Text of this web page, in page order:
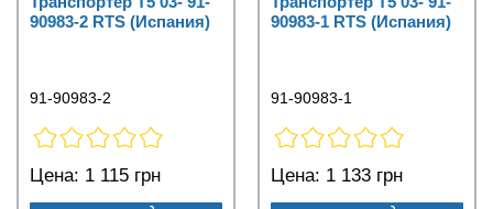
90983-2 RTS (Испания)
91-90983-2
Цена: 1 115 грн
90983-1 RTS (Испания)
91-90983-1
Цена: 1 133 грн